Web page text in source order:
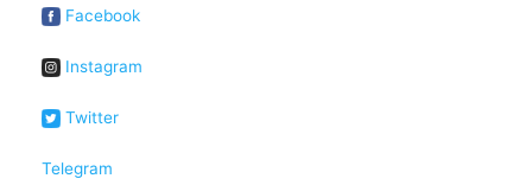
Facebook
Instagram
Twitter
Telegram